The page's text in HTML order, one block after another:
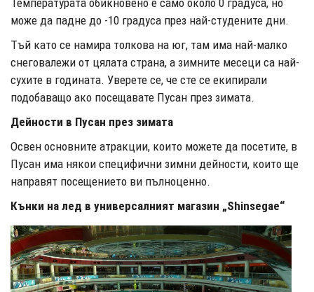
Температурата обикновено е само около 0 градуса, но
може да падне до -10 градуса през най-студените дни.
Тъй като се намира толкова на юг, там има най-малко
снеговалежи от цялата страна, а зимните месеци са най-
сухите в годината. Уверете се, че сте се екипирали
подобаващо ако посещавате Пусан през зимата.
Дейности в Пусан през зимата
Освен основните атракции, които можете да посетите, в
Пусан има някои специфични зимни дейности, които ще
направят посещението ви пълноценно.
Кънки на лед в универсалният магазин „Shinsegae“